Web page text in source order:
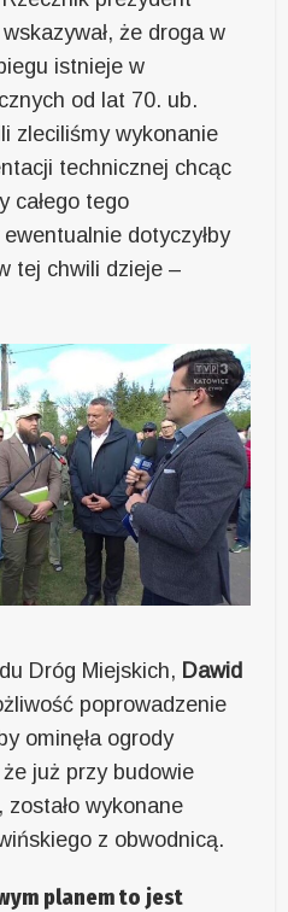
wskazywał, że droga w
istnieje w
od lat 70. ub.
zleciliśmy wykonanie
technicznej chcąc
całego tego
dotyczyłby
tej chwili dzieje –
Dróg Miejskich, Dawid
poprowadzenie
ominęła ogrody
że już przy budowie
wykonane
z obwodnicą.
planem to jest